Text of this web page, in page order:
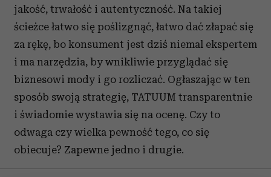
jakość, trwałość i autentyczność. Na takiej
ścieżce łatwo się poślizgnąć, łatwo dać złapać się
za rękę, bo konsument jest dziś niemal ekspertem
i ma narzędzia, by wnikliwie przyglądać się
biznesowi mody i go rozliczać. Ogłaszając w ten
sposób swoją strategię, TATUUM transparentnie
i świadomie wystawia się na ocenę. Czy to
odwaga czy wielka pewność tego, co się
obiecuje? Zapewne jedno i drugie.